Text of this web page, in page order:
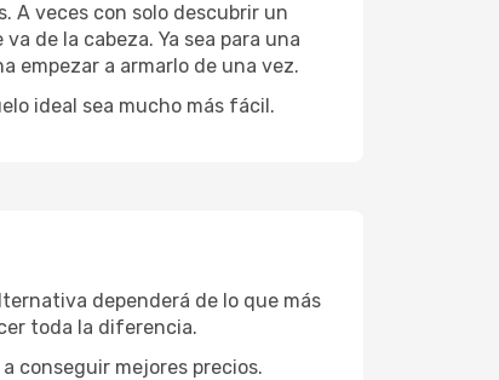
A veces con solo descubrir un
de la cabeza. Ya sea para una
empezar a armarlo de una vez.
ideal sea mucho más fácil.
dependerá de lo que más
toda la diferencia.
conseguir mejores precios.